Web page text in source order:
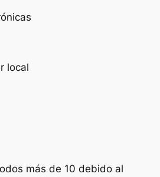
local
más de 10 debido al